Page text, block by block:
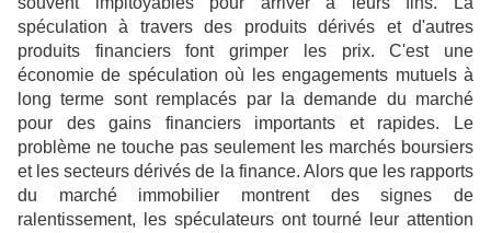
spéculation à travers des produits dérivés et d'autres
produits financiers font grimper les prix. C'est une
économie de spéculation où les engagements mutuels à
long terme sont remplacés par la demande du marché
pour des gains financiers importants et rapides. Le
problème ne touche pas seulement les marchés boursiers
et les secteurs dérivés de la finance. Alors que les rapports
du marché immobilier montrent des signes de
ralentissement, les spéculateurs ont tourné leur attention